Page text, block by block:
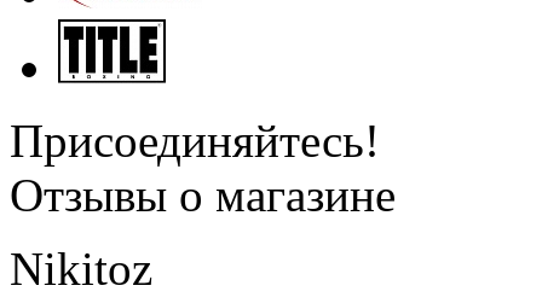
Присоединяйтесь!
Отзывы о магазине
Nikitoz